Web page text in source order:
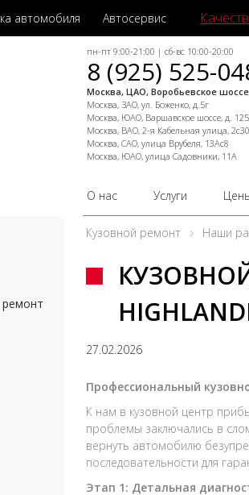
автомобиля Автосервис
пн-пт 9:00-21:00 | сб-вс 10:00-20:00
8 (925) 525-
Москва, ЦАО, Воробьевское шоссе
Москва, ЗАО, ул. Боженко, д.5г
Москва, ЮАО, Варшавское шоссе, д.
Москва, ВАО, 2-я Кабельная улица, 2с30
Москва, САО, улица Врубеля, 13Ас8
Москва, ЮАО, улица Садовники, 11А
О нас Услуги
Кузовной ремонт Наши
27.02.2026
Профессиональный
К нам в кузовной центр
проблемы заключались в
вернуть автомобилю
последовательности для
Этап 1: Детальная
ремонт